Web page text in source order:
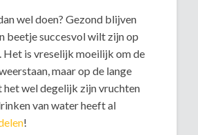
wel doen? Gezond blijven
beetje succesvol wilt zijn op
Het is vreselijk moeilijk om de
maar op de lange
wel degelijk zijn vruchten
van water heeft al
!